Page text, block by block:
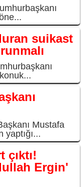
suikast
Mustafa
çıktı!
Ergin'